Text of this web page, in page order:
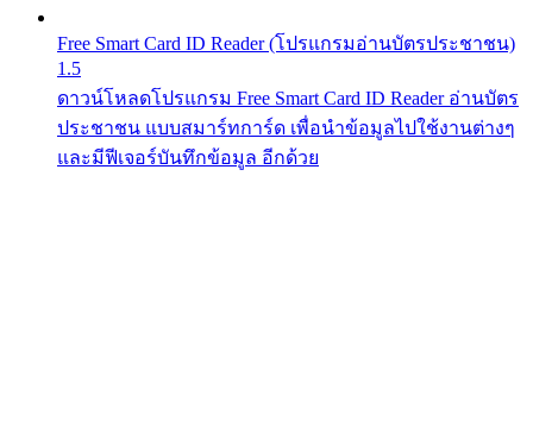
Free Smart Card ID Reader (โปรแกรมอ่านบัตรประชาชน)
1.5
ดาวน์โหลดโปรแกรม Free Smart Card ID Reader อ่านบัตร
ประชาชน แบบสมาร์ทการ์ด เพื่อนำข้อมูลไปใช้งานต่างๆ
และมีฟีเจอร์บันทึกข้อมูล อีกด้วย